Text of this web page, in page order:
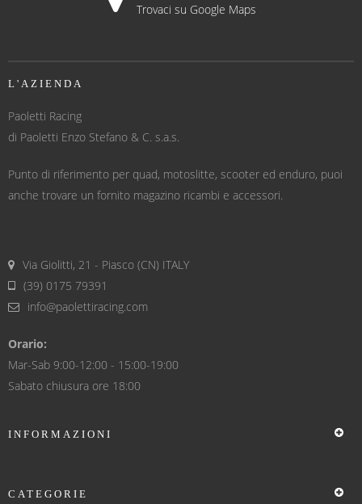
Trovaci su Google Maps
L'AZIENDA
Paoletti Racing
di Paoletti Enzo Stefano & C. s.a.s.
Punto di riferimento per quad, motoslitte, scooter ed enduro, puoi
anche trovare un fornito magazino ricambi e accessori.
Via Giolitti, 21 - Piasco (CN) ITALY
(39) 0175 79391
info@paolettiracing.com
Orario:
Mar-Sab 9:00-12:00 - 15:00-19:00
Sabato chiusura ore 18:00
INFORMAZIONI
CATEGORIE